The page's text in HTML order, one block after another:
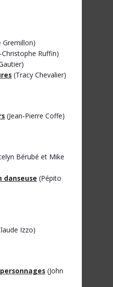
Gremillon)
Christophe Ruffin)
(Tracy Chevalier)
(Jean-Pierre Coffe)
Bérubé et Mike
danseuse (Pépito
Izzo)
(John